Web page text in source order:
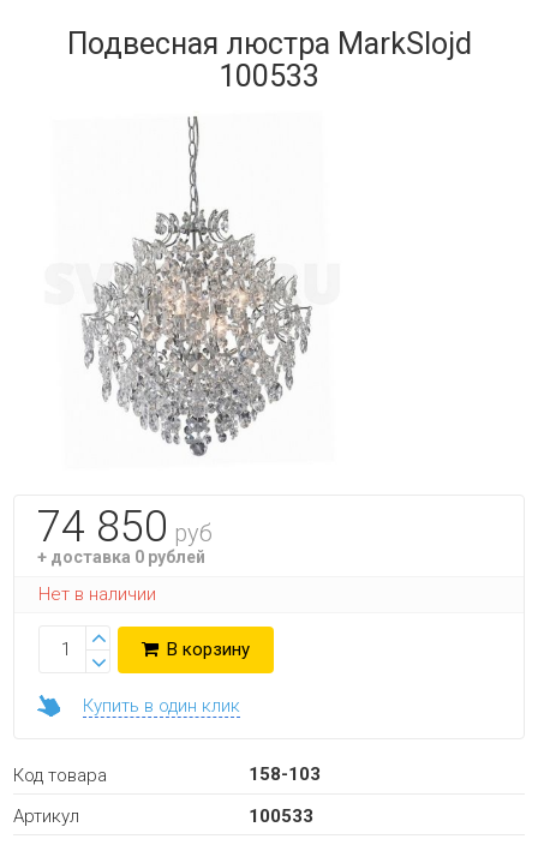
Распродажа
Мебель
Подвесная люстра MarkSlojd
100533
74 850 руб
+ доставка 0 рублей
Нет в наличии
В корзину
Купить в один клик
Код товара
158-103
Артикул
100533